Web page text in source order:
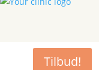
Tilbud!